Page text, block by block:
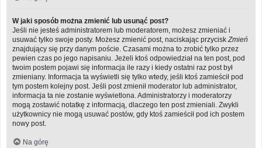
W jaki sposób można zmienić lub usunąć post?
Jeśli nie jesteś administratorem lub moderatorem, możesz zmieniać i
usuwać tylko swoje posty. Możesz zmienić post, naciskając przycisk Zmień
znajdujący się przy danym poście. Czasami można to zrobić tylko przez
pewien czas po jego napisaniu. Jeżeli ktoś odpowiedział na ten post, pod
twoim postem pojawi się informacja ile razy i kiedy ostatni raz post był
zmieniany. Informacja ta wyświetli się tylko wtedy, jeśli ktoś zamieścił pod
tym postem kolejny post. Jeśli post zmienił moderator lub administrator,
informacja ta nie zostanie wyświetlona. Administratorzy i moderatorzy
mogą zostawić notatkę z informacją, dlaczego ten post zmieniali. Zwykli
użytkownicy nie mogą usuwać postów, gdy ktoś zamieścił pod ich postem
nowy post.
Na górę